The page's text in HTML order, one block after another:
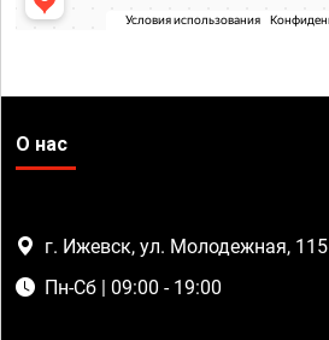
О нас
г. Ижевск, ул. Молодежная, 115
Пн-Сб | 09:00 - 19:00